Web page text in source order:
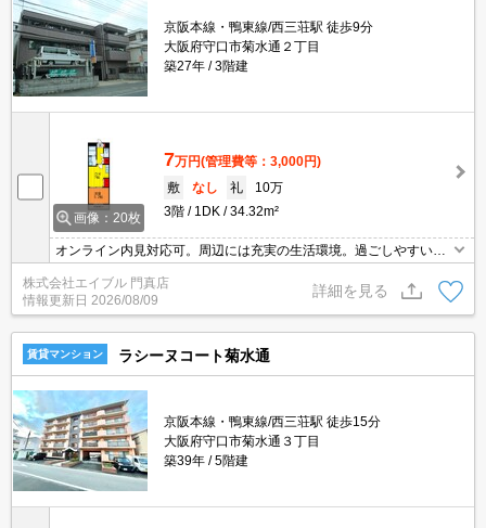
京阪本線・鴨東線/西三荘駅 徒歩9分
大阪府守口市菊水通２丁目
築27年
3階建
画像：20枚
7万円(管理費等：3,000円)
敷
なし 礼
10万
3階
1DK 34.32m²
オンライン内見対応可。周辺には充実の生活環境。過ごしやすい生
活環境が整っています。
株式会社エイブル 門真店
情報更新日 2026/08/09
詳細を見る
賃貸マンション ラシーヌコート菊水通
京阪本線・鴨東線/西三荘駅 徒歩15分
大阪府守口市菊水通３丁目
築39年
5階建